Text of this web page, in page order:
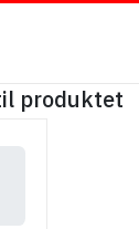
produktet